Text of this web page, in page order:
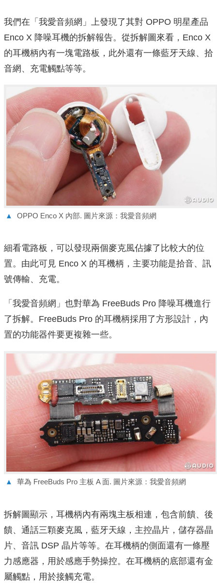
我們在「我愛音頻網」上發現了其對 OPPO 明星產品
Enco X 降噪耳機的拆解報告。從拆解圖來看，Enco X
的耳機柄內有一塊電路板，此外還有一條藍牙天線、拾
音網、充電觸點等等。
▲ OPPO Enco X 內部. 圖片來源：我愛音頻網
細看電路板，可以發現兩個麥克風佔據了比較大的位
置。由此可見 Enco X 的耳機柄，主要功能是拾音、訊
號傳輸、充電。
「我愛音頻網」也對華為 FreeBuds Pro 降噪耳機進行
了拆解。FreeBuds Pro 的耳機柄採用了方形設計，內
置的功能器件要更複雜一些。
▲ 華為 FreeBuds Pro 主板 A 面. 圖片來源：我愛音頻網
拆解圖顯示，耳機柄內有兩塊主板相連，包含前饋、後
饋、通話三顆麥克風，藍牙天線，主控晶片，儲存器晶
片、音訊 DSP 晶片等等。在耳機柄的側面還有一條壓
力感應器，用於感應手勢操控。在耳機柄的底部還有金
屬觸點，用於接觸充電。